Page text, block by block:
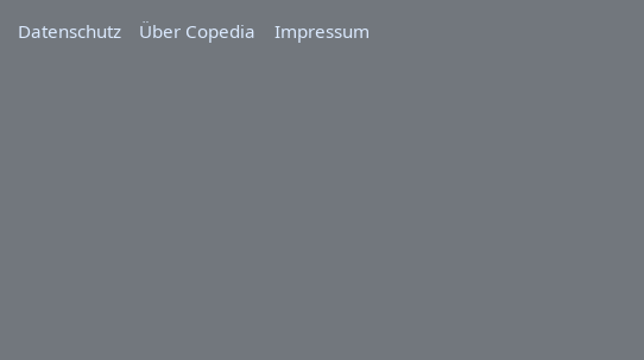
Datenschutz
Über Copedia Impressum